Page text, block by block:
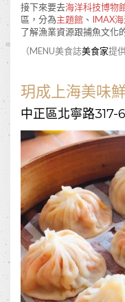
接下來要去海洋科技博物
區，分為主題館 、 IMAX
了解漁業資源跟捕魚文化
（MENU美食誌美食家提供
玥成上海美味
中正區北寧路317-